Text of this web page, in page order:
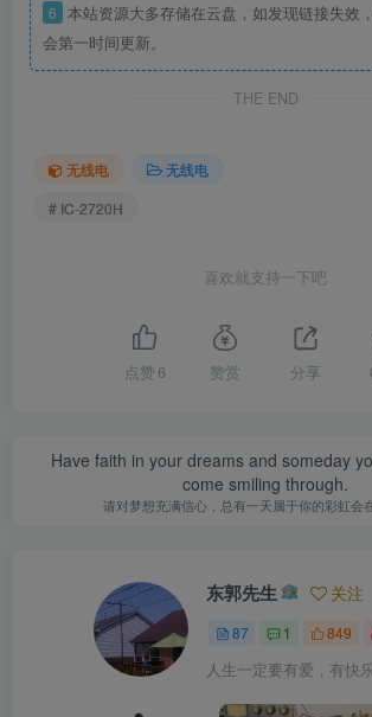
6 本站资源大多存储在云盘，如发现链接失效
会第一时间更新。
THE END
无线电
无线电
# IC-2720H
喜欢就支持一下吧
点赞 6 赞赏 分享
Have faith in your dreams and someday
come smiling through.
请对梦想充满信心，总有一天属于你的彩虹会
东郭先生 关注
87 1 849
人生一定要有爱，有快